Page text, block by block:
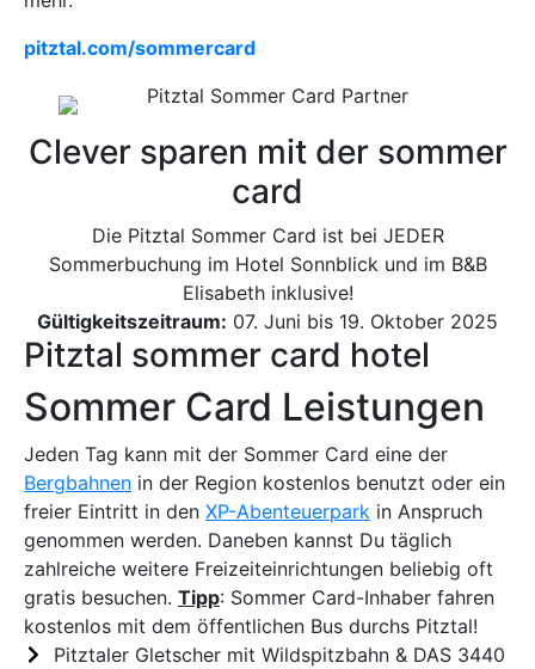
pitztal.com/sommercard
Clever sparen mit der sommer
card
Die Pitztal Sommer Card ist bei JEDER
Sommerbuchung im Hotel Sonnblick und im B&B
Elisabeth inklusive!
Gültigkeitszeitraum: 07. Juni bis 19. Oktober 2025
Pitztal sommer card hotel
Sommer Card Leistungen
Jeden Tag kann mit der Sommer Card eine der
Bergbahnen in der Region kostenlos benutzt oder ein
freier Eintritt in den XP-Abenteuerpark in Anspruch
genommen werden. Daneben kannst Du täglich
zahlreiche weitere Freizeiteinrichtungen beliebig oft
gratis besuchen. Tipp: Sommer Card-Inhaber fahren
kostenlos mit dem öffentlichen Bus durchs Pitztal!
Pitztaler Gletscher mit Wildspitzbahn & DAS 3440